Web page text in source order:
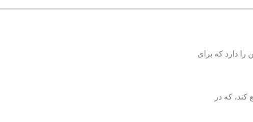
را دارد که برای
که در